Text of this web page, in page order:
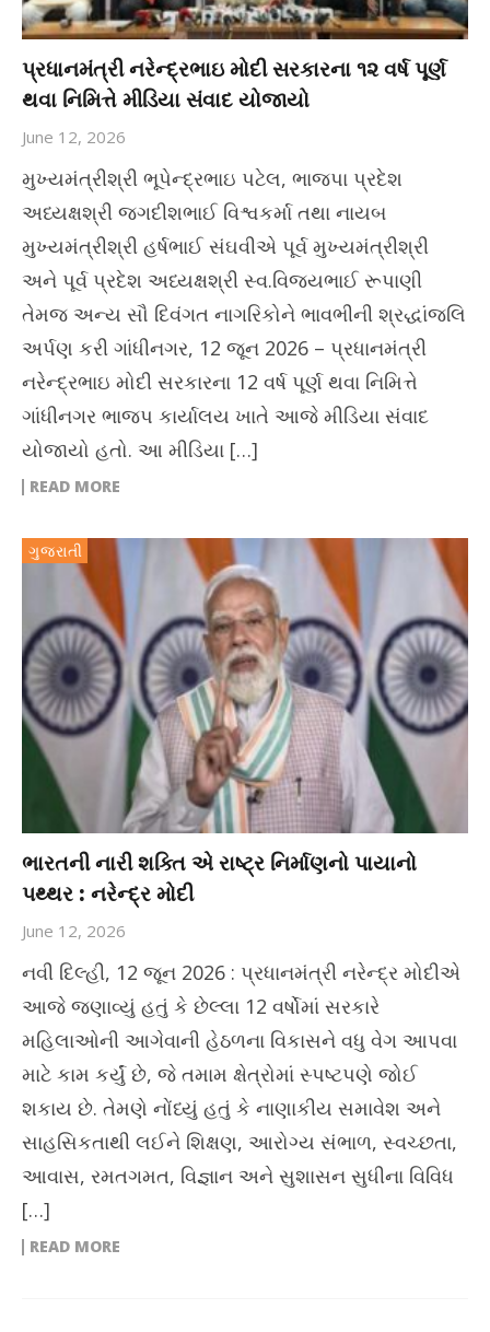
પ્રધાનમંત્રી નરેન્દ્રભાઇ મોદી સરકારના ૧૨ વર્ષ પૂર્ણ
થવા નિમિત્તે મીડિયા સંવાદ યોજાયો
June 12, 2026
મુખ્યમંત્રીશ્રી ભૂપેન્દ્રભાઇ પટેલ, ભાજપા પ્રદેશ
અધ્યક્ષશ્રી જગદીશભાઈ વિશ્વકર્મા તથા નાયબ
મુખ્યમંત્રીશ્રી હર્ષભાઈ સંઘવીએ પૂર્વ મુખ્યમંત્રીશ્રી
અને પૂર્વ પ્રદેશ અધ્યક્ષશ્રી સ્વ.વિજયભાઈ રૂપાણી
તેમજ અન્ય સૌ દિવંગત નાગરિકોને ભાવભીની શ્રદ્ધાંજલિ
અર્પણ કરી ગાંધીનગર, 12 જૂન 2026 – પ્રધાનમંત્રી
નરેન્દ્રભાઇ મોદી સરકારના 12 વર્ષ પૂર્ણ થવા નિમિત્તે
ગાંધીનગર ભાજપ કાર્યાલય ખાતે આજે મીડિયા સંવાદ
યોજાયો હતો. આ મીડિયા […]
READ MORE
ગુજરાતી
ભારતની નારી શક્તિ એ રાષ્ટ્ર નિર્માણનો પાયાનો
પથ્થર : નરેન્દ્ર મોદી
June 12, 2026
નવી દિલ્હી, 12 જૂન 2026 : પ્રધાનમંત્રી નરેન્દ્ર મોદીએ
આજે જણાવ્યું હતું કે છેલ્લા 12 વર્ષોમાં સરકારે
મહિલાઓની આગેવાની હેઠળના વિકાસને વધુ વેગ આપવા
માટે કામ કર્યું છે, જે તમામ ક્ષેત્રોમાં સ્પષ્ટપણે જોઈ
શકાય છે. તેમણે નોંધ્યું હતું કે નાણાકીય સમાવેશ અને
સાહસિકતાથી લઈને શિક્ષણ, આરોગ્ય સંભાળ, સ્વચ્છતા,
આવાસ, રમતગમત, વિજ્ઞાન અને સુશાસન સુધીના વિવિધ
[…]
READ MORE